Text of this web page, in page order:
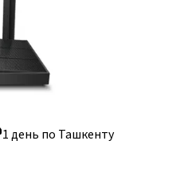
1 день по Ташкенту